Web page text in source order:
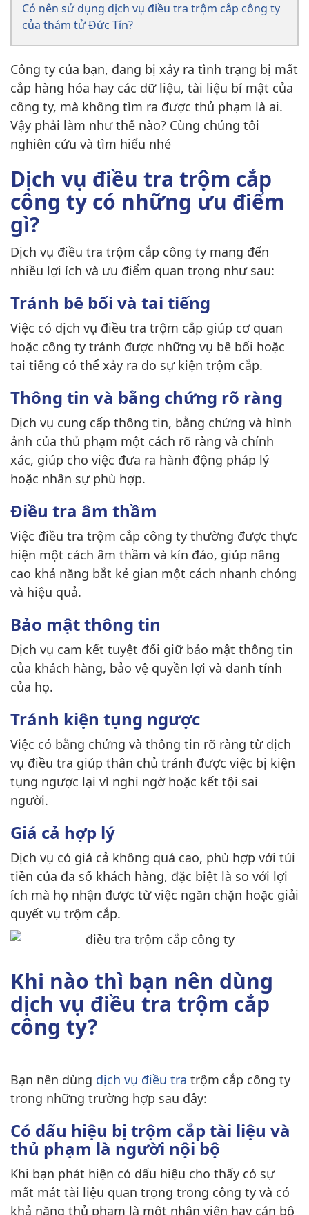
Có nên sử dụng dịch vụ điều tra trộm cắp công ty
của thám tử Đức Tín?
Công ty của bạn, đang bị xảy ra tình trạng bị mất
cắp hàng hóa hay các dữ liệu, tài liệu bí mật của
công ty, mà không tìm ra được thủ phạm là ai.
Vậy phải làm như thế nào? Cùng chúng tôi
nghiên cứu và tìm hiểu nhé
Dịch vụ điều tra trộm cắp
công ty có những ưu điểm
gì?
Dịch vụ điều tra trộm cắp công ty mang đến
nhiều lợi ích và ưu điểm quan trọng như sau:
Tránh bê bối và tai tiếng
Việc có dịch vụ điều tra trộm cắp giúp cơ quan
hoặc công ty tránh được những vụ bê bối hoặc
tai tiếng có thể xảy ra do sự kiện trộm cắp.
Thông tin và bằng chứng rõ ràng
Dịch vụ cung cấp thông tin, bằng chứng và hình
ảnh của thủ phạm một cách rõ ràng và chính
xác, giúp cho việc đưa ra hành động pháp lý
hoặc nhân sự phù hợp.
Điều tra âm thầm
Việc điều tra trộm cắp công ty thường được thực
hiện một cách âm thầm và kín đáo, giúp nâng
cao khả năng bắt kẻ gian một cách nhanh chóng
và hiệu quả.
Bảo mật thông tin
Dịch vụ cam kết tuyệt đối giữ bảo mật thông tin
của khách hàng, bảo vệ quyền lợi và danh tính
của họ.
Tránh kiện tụng ngược
Việc có bằng chứng và thông tin rõ ràng từ dịch
vụ điều tra giúp thân chủ tránh được việc bị kiện
tụng ngược lại vì nghi ngờ hoặc kết tội sai
người.
Giá cả hợp lý
Dịch vụ có giá cả không quá cao, phù hợp với túi
tiền của đa số khách hàng, đặc biệt là so với lợi
ích mà họ nhận được từ việc ngăn chặn hoặc giải
quyết vụ trộm cắp.
Khi nào thì bạn nên dùng
dịch vụ điều tra trộm cắp
công ty?
Bạn nên dùng dịch vụ điều tra trộm cắp công ty
trong những trường hợp sau đây:
Có dấu hiệu bị trộm cắp tài liệu và
thủ phạm là người nội bộ
Khi bạn phát hiện có dấu hiệu cho thấy có sự
mất mát tài liệu quan trọng trong công ty và có
khả năng thủ phạm là một nhân viên hay cán bộ